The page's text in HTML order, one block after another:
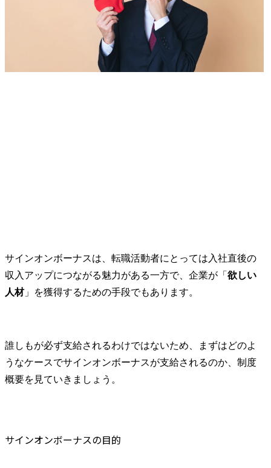
コンサル転職ならMyVision
専門性が高くキャリア相談の質が高い
内定獲得後の条件交渉までサポート可能
サインオンボーナスは、転職活動者にとっては入社直後の
収入アップにつながる魅力がある一方で、企業が「 欲しい
人材」を獲得するための手段でもあります。
誰しもが必ず支給されるわけではないため、まずはどのよ
うなケースでサインオンボーナスが支給されるのか、制度
概要を見ていきましょう。
サインオンボーナスの目的